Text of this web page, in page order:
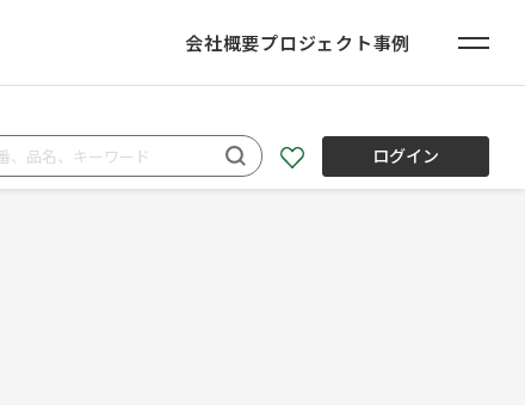
会社概要プロジェクト事例
ログイン